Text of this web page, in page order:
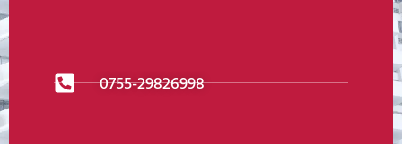
0755-29826998